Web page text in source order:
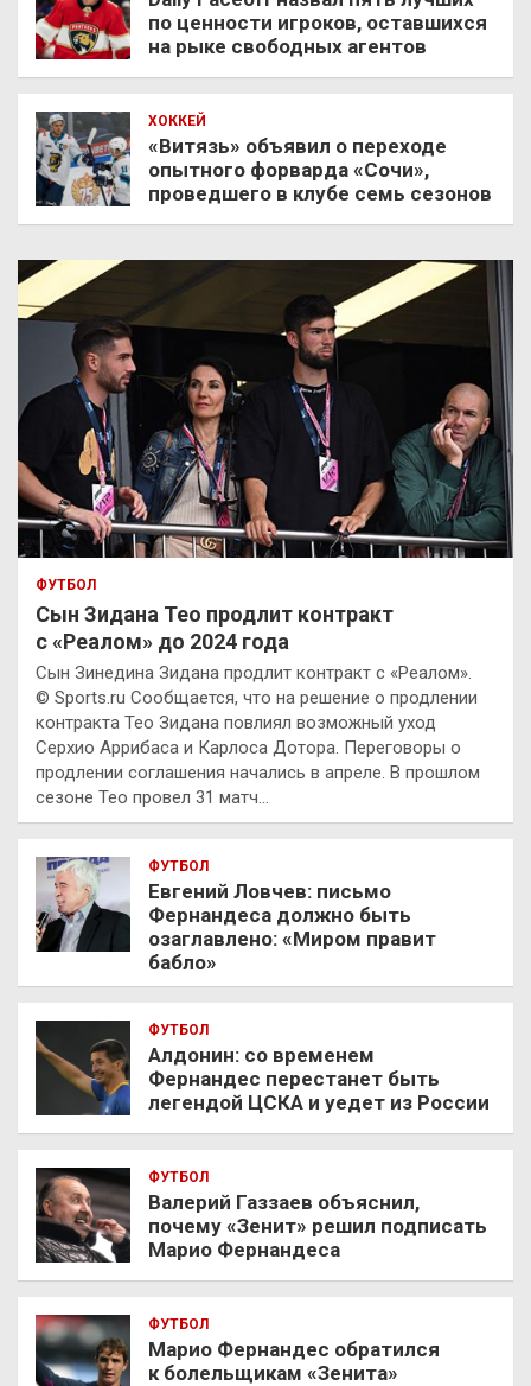
по ценности игроков, оставшихся
на рыке свободных агентов
ХОККЕЙ
«Витязь» объявил о переходе
опытного форварда «Сочи»,
проведшего в клубе семь сезонов
ФУТБОЛ
Сын Зидана Тео продлит контракт
с «Реалом» до 2024 года
Сын Зинедина Зидана продлит контракт с «Реалом».
© Sports.ru Сообщается, что на решение о продлении
контракта Тео Зидана повлиял возможный уход
Серхио Аррибаса и Карлоса Дотора. Переговоры о
продлении соглашения начались в апреле. В прошлом
сезоне Тео провел 31 матч…
ФУТБОЛ
Евгений Ловчев: письмо
Фернандеса должно быть
озаглавлено: «Миром правит
бабло»
ФУТБОЛ
Алдонин: со временем
Фернандес перестанет быть
легендой ЦСКА и уедет из России
ФУТБОЛ
Валерий Газзаев объяснил,
почему «Зенит» решил подписать
Марио Фернандеса
ФУТБОЛ
Марио Фернандес обратился
к болельщикам «Зенита»